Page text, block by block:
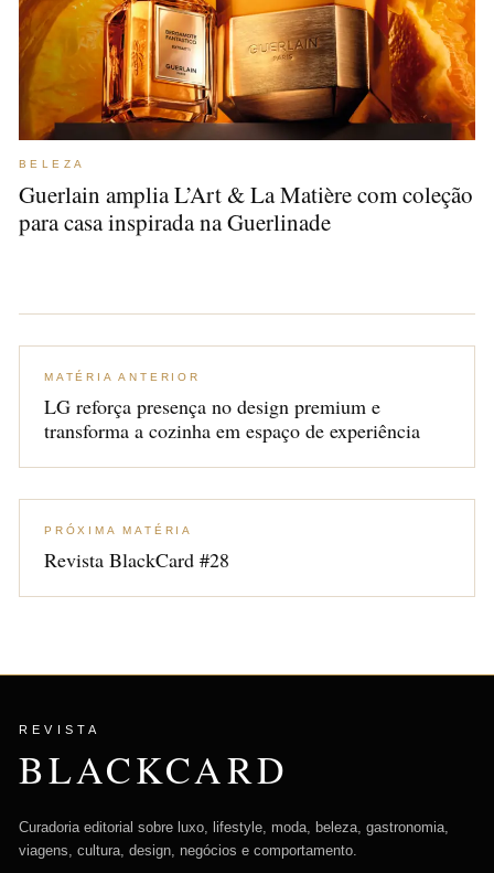
BELEZA
Guerlain amplia L’Art & La Matière com coleção
para casa inspirada na Guerlinade
MATÉRIA ANTERIOR
LG reforça presença no design premium e
transforma a cozinha em espaço de experiência
PRÓXIMA MATÉRIA
Revista BlackCard #28
REVISTA
BLACKCARD
Curadoria editorial sobre luxo, lifestyle, moda, beleza, gastronomia,
viagens, cultura, design, negócios e comportamento.